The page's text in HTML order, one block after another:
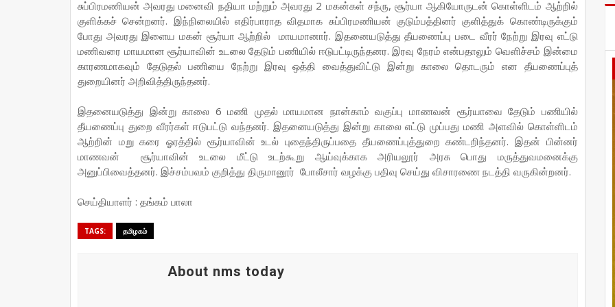
சுப்பிரமணியன் அவரது மனைவி நதியா மற்றும் அவரது 2 மகன்கள் சந்ரு, சூர்யா ஆகியோருடன் கொள்ளிடம் ஆற்றில்
குளிக்கச் சென்றனர். இந்நிலையில் எதிர்பாராத விதமாக சுப்பிரமணியன் குடும்பத்தினர் குளித்துக் கொண்டிருக்கும்
போது அவரது இளைய மகன் சூர்யா ஆற்றில் மாயமானார். இதனையடுத்து தீயணைப்பு படை வீரர் நேற்று இரவு எட்டு
மணிவரை மாயமான சூர்யாவின் உடலை தேடும் பணியில் ஈடுபட்டிருந்தனர. இரவு நேரம் என்பதாலும் வெளிச்சம் இன்மை
காரணமாகவும் தேடுதல் பணியை நேற்று இரவு ஒத்தி வைத்துவிட்டு இன்று காலை தொடரும் என தீயணைப்புத்
துறையினர் அறிவித்திருந்தனர்.
இதனையடுத்து இன்று காலை 6 மணி முதல் மாயமான நான்காம் வகுப்பு மாணவன் சூர்யாவை தேடும் பணியில்
தீயணைப்பு துறை வீரர்கள் ஈடுபட்டு வந்தனர். இதனையடுத்து இன்று காலை எட்டு முப்பது மணி அளவில் கொள்ளிடம்
ஆற்றின் மறு கரை ஓரத்தில் சூர்யாவின் உடல் புதைந்திருப்பதை தீயணைப்புத்துறை கண்டறிந்தனர். இதன் பின்னர்
மாணவன் சூர்யாவின் உடலை மீட்டு உடற்கூறு ஆய்வுக்காக அரியலூர் அரசு பொது மருத்துவமனைக்கு
அனுப்பிவைத்தனர். இச்சம்பவம் குறித்து திருமானூர் போலீசார் வழக்கு பதிவு செய்து விசாரணை நடத்தி வருகின்றனர்.
செய்தியாளர் : தங்கம் பாலா
TAGS: தமிழகம்
About nms today